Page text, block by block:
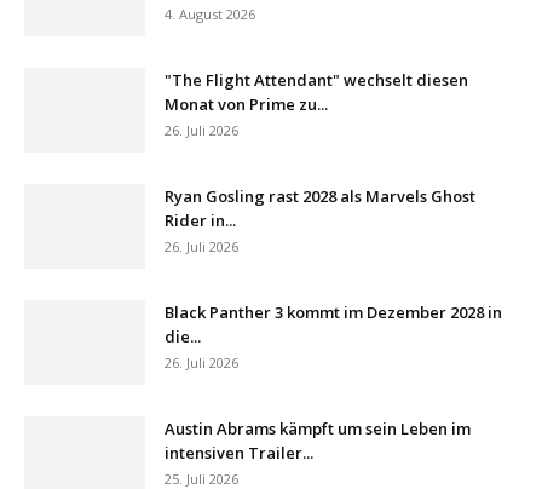
4. August 2026
"The Flight Attendant" wechselt diesen
Monat von Prime zu...
26. Juli 2026
Ryan Gosling rast 2028 als Marvels Ghost
Rider in...
26. Juli 2026
Black Panther 3 kommt im Dezember 2028 in
die...
26. Juli 2026
Austin Abrams kämpft um sein Leben im
intensiven Trailer...
25. Juli 2026